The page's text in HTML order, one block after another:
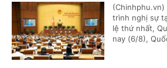
trình nghị sự
lệ thứ nhất,
nay (6/8),